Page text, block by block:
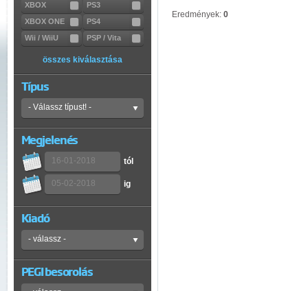
XBOX
PS3
XBOX ONE
PS4
Wii / WiiU
PSP / Vita
összes kiválasztása
Típus
Megjelenés
tól
ig
Kiadó
PEGI besorolás
Eredmények: 0